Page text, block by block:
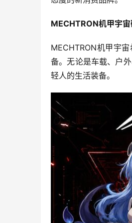
MECHTRON机甲宇
MECHTRON机甲宇
备。无论是车载、户
轻人的生活装备。